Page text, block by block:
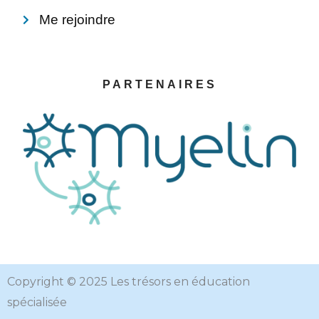
Me rejoindre
PARTENAIRES
Copyright © 2025 Les trésors en éducation
spécialisée